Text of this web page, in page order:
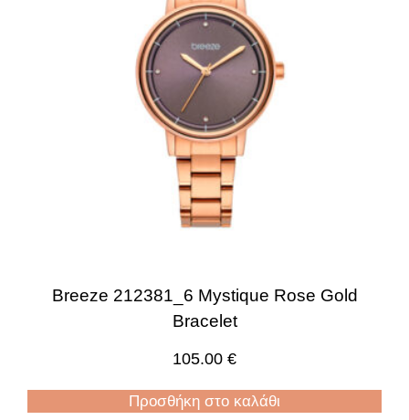
Breeze 212381_6 Mystique Rose Gold
Bracelet
105.00 €
Προσθήκη στο καλάθι